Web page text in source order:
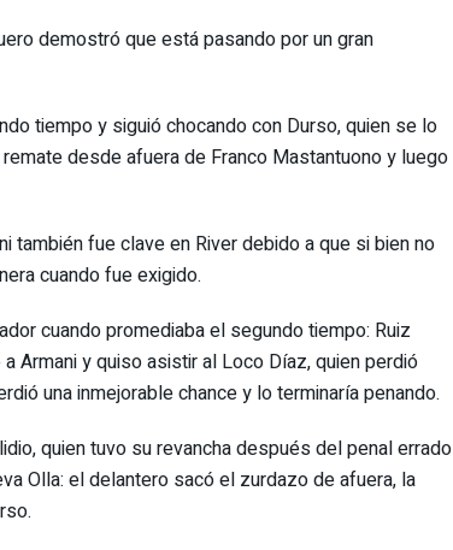
demostró que está pasando por un gran
tiempo y siguió chocando con Durso, quien se lo
desde afuera de Franco Mastantuono y luego
también fue clave en River debido a que si bien no
cuando fue exigido.
cuando promediaba el segundo tiempo: Ruiz
Armani y quiso asistir al Loco Díaz, quien perdió
una inmejorable chance y lo terminaría penando.
quien tuvo su revancha después del penal errado
Olla: el delantero sacó el zurdazo de afuera, la